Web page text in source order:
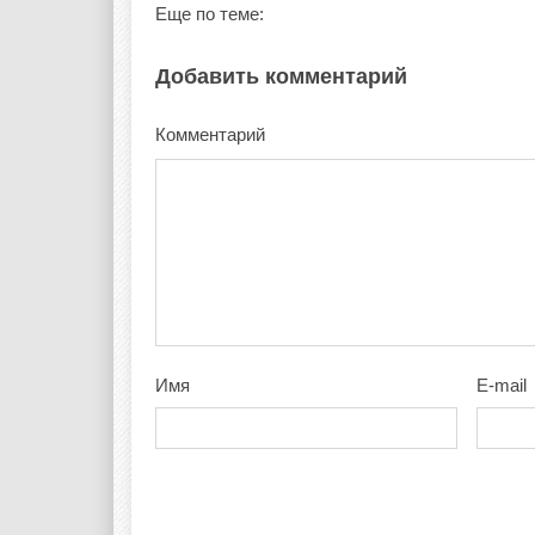
Еще по теме:
Добавить комментарий
Комментарий
Имя E-mail